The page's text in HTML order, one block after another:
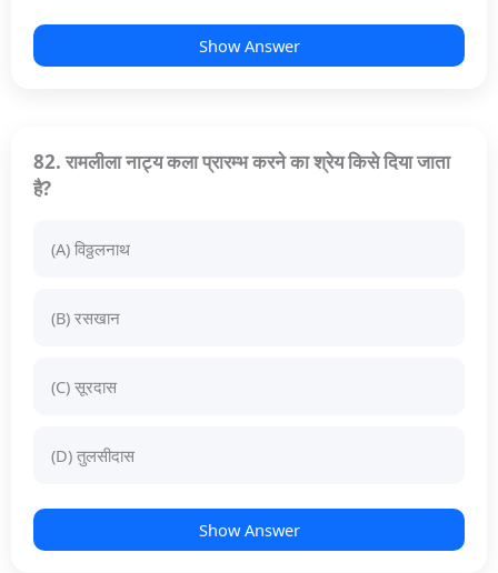
Show Answer
82. रामलीला नाट्य कला प्रारम्भ करने का श्रेय किसे दिया जाता
है?
(A) विठ्ठलनाथ
(B) रसखान
(C) सूरदास
(D) तुलसीदास
Show Answer